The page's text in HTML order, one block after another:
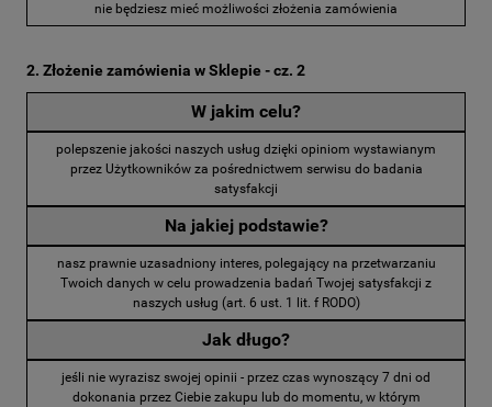
nie będziesz mieć możliwości złożenia zamówienia
2. Złożenie zamówienia w Sklepie - cz. 2
W jakim celu?
polepszenie jakości naszych usług dzięki opiniom wystawianym
przez Użytkowników za pośrednictwem serwisu do badania
satysfakcji
Na jakiej podstawie?
nasz prawnie uzasadniony interes, polegający na przetwarzaniu
Twoich danych w celu prowadzenia badań Twojej satysfakcji z
naszych usług (art. 6 ust. 1 lit. f RODO)
Jak długo?
jeśli nie wyrazisz swojej opinii - przez czas wynoszący 7 dni od
dokonania przez Ciebie zakupu lub do momentu, w którym